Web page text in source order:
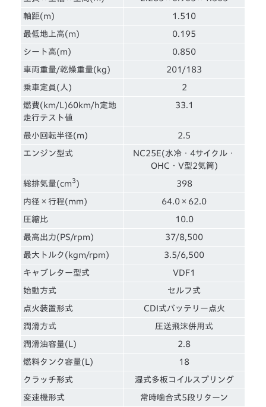
軸距(m) 1.510
最低地上高(m) 0.195
シート高(m) 0.850
車両重量/乾燥重量(kg) 201/183
乗車定員(人) 2
燃費(km/L)60km/h定地
走行テスト値
33.1
最小回転半径(m) 2.5
エンジン型式
NC25E(水冷・4サイクル・
OHC・V型2気筒)
総排気量(cm 3 ) 398
内径×行程(mm) 64.0×62.0
圧縮比 10.0
最高出力(PS/rpm) 37/8,500
最大トルク(kgm/rpm) 3.5/6,500
キャブレター型式 VDF1
始動方式 セルフ式
点火装置形式 CDI式バッテリー点火
潤滑方式 圧送飛沫併用式
潤滑油容量(L) 2.8
燃料タンク容量(L) 18
クラッチ形式 湿式多板コイルスプリング
変速機形式 常時噛合式5段リターン